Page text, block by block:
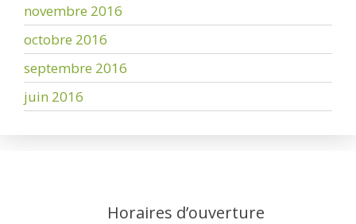
novembre 2016
octobre 2016
septembre 2016
juin 2016
Horaires d’ouverture